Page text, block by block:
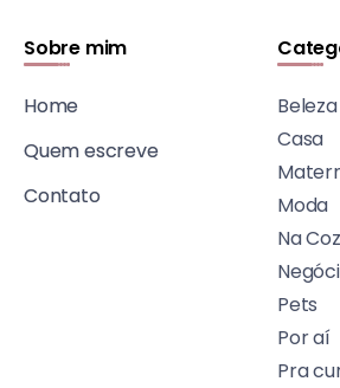
Sobre mim
Home
Quem escreve
Contato
Beleza
Casa
Moda
Na
Pets
Por aí
Pra